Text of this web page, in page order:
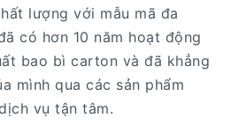
lượng với mẫu mã đa
có hơn 10 năm hoạt động
bao bì carton và đã khẳng
mình qua các sản phẩm
vụ tận tâm.